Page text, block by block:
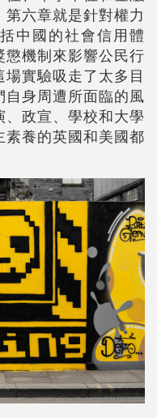
六章就是針對權力
中國的社會信用體
機制來影響公民行
實驗吸走了太多目
身周遭所面臨的風
政宣、學校和大學
養的英國和美國都